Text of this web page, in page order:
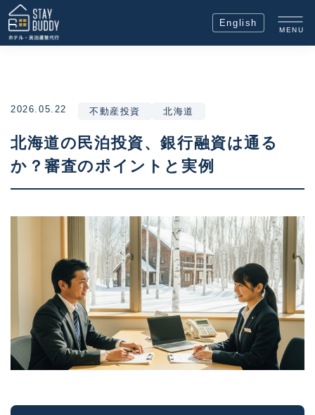
English
MENU
2026.05.22 不動産投資 北海道
北海道の民泊投資、銀行融資は通る
か？審査のポイントと実例